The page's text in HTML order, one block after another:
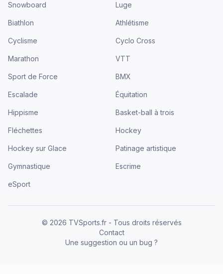
Snowboard Luge
Biathlon Athlétisme
Cyclisme Cyclo Cross
Marathon VTT
Sport de Force BMX
Escalade Équitation
Hippisme Basket-ball à trois
Fléchettes Hockey
Hockey sur Glace Patinage artistique
Gymnastique Escrime
eSport
© 2026 TVSports.fr - Tous droits réservés
Contact
Une suggestion ou un bug ?